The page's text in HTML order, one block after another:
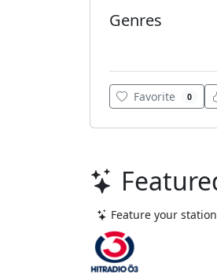
Genres
Favorite 0
Feature your station